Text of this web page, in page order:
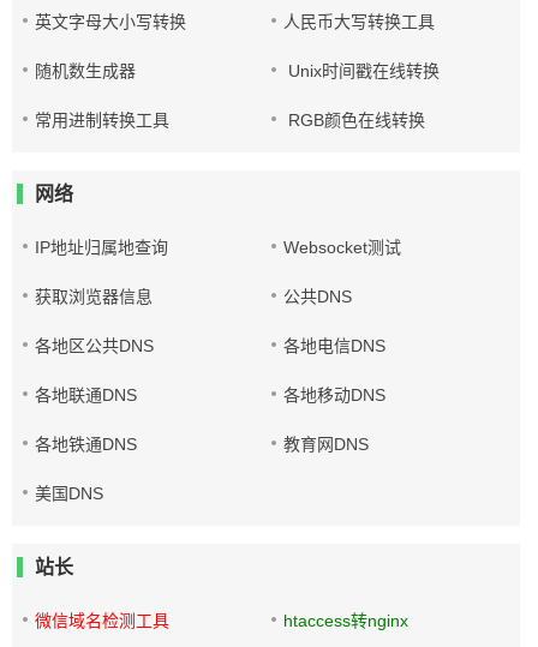
英文字母大小写转换 人民币大写转换工具
随机数生成器 Unix时间戳在线转换
常用进制转换工具 RGB颜色在线转换
网络
IP地址归属地查询 Websocket测试
获取浏览器信息 公共DNS
各地区公共DNS 各地电信DNS
各地联通DNS 各地移动DNS
各地铁通DNS 教育网DNS
美国DNS
站长
微信域名检测工具 htaccess转nginx